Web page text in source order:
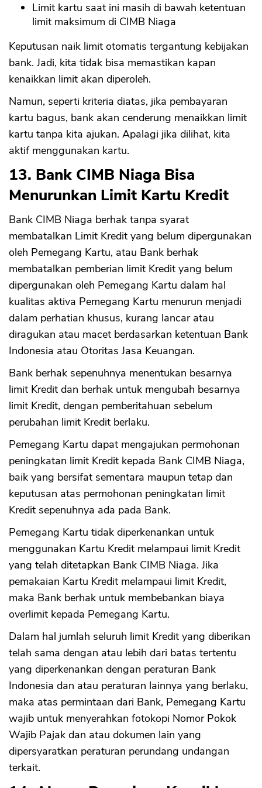
Limit kartu saat ini masih di bawah ketentuan
limit maksimum di CIMB Niaga
Keputusan naik limit otomatis tergantung kebijakan
bank. Jadi, kita tidak bisa memastikan kapan
kenaikkan limit akan diperoleh.
Namun, seperti kriteria diatas, jika pembayaran
kartu bagus, bank akan cenderung menaikkan limit
kartu tanpa kita ajukan. Apalagi jika dilihat, kita
aktif menggunakan kartu.
13. Bank CIMB Niaga Bisa
Menurunkan Limit Kartu Kredit
Bank CIMB Niaga berhak tanpa syarat
membatalkan Limit Kredit yang belum dipergunakan
oleh Pemegang Kartu, atau Bank berhak
membatalkan pemberian limit Kredit yang belum
dipergunakan oleh Pemegang Kartu dalam hal
kualitas aktiva Pemegang Kartu menurun menjadi
dalam perhatian khusus, kurang lancar atau
diragukan atau macet berdasarkan ketentuan Bank
Indonesia atau Otoritas Jasa Keuangan.
Bank berhak sepenuhnya menentukan besarnya
limit Kredit dan berhak untuk mengubah besarnya
limit Kredit, dengan pemberitahuan sebelum
perubahan limit Kredit berlaku.
Pemegang Kartu dapat mengajukan permohonan
peningkatan limit Kredit kepada Bank CIMB Niaga,
baik yang bersifat sementara maupun tetap dan
keputusan atas permohonan peningkatan limit
Kredit sepenuhnya ada pada Bank.
Pemegang Kartu tidak diperkenankan untuk
menggunakan Kartu Kredit melampaui limit Kredit
yang telah ditetapkan Bank CIMB Niaga. Jika
pemakaian Kartu Kredit melampaui limit Kredit,
maka Bank berhak untuk membebankan biaya
overlimit kepada Pemegang Kartu.
Dalam hal jumlah seluruh limit Kredit yang diberikan
telah sama dengan atau lebih dari batas tertentu
yang diperkenankan dengan peraturan Bank
Indonesia dan atau peraturan lainnya yang berlaku,
maka atas permintaan dari Bank, Pemegang Kartu
wajib untuk menyerahkan fotokopi Nomor Pokok
Wajib Pajak dan atau dokumen lain yang
dipersyaratkan peraturan perundang undangan
terkait.